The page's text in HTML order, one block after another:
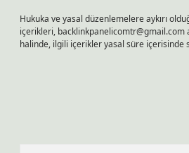
Hukuka ve yasal düzenlemelere aykırı
içerikleri, backlinkpanelicomtr@gmail.com
halinde, ilgili içerikler yasal süre içerisinde